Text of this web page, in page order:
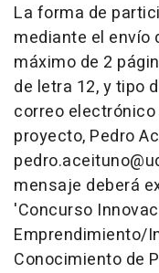
La forma de
mediante el envío
máximo de 2
de letra 12, y tipo
correo
proyecto, Pedro
mensaje deberá
'Concurso
Emprendimiento/
Conocimiento de